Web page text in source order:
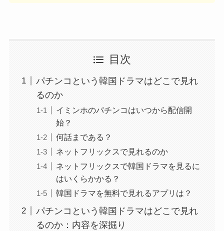
目次
パチンコという韓国ドラマはどこで見れ
るのか
イミンホのパチンコはいつから配信開
始？
何話まである？
ネットフリックスで見れるのか
ネットフリックスで韓国ドラマを見るに
はいくらかかる？
韓国ドラマを無料で見れるアプリは？
パチンコという韓国ドラマはどこで見れ
るのか：内容を深掘り